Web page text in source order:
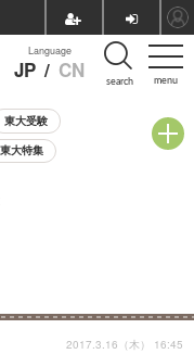
menu
Language
JP / CN search
東大受験
大特集
2017.3.16（木） 16:45